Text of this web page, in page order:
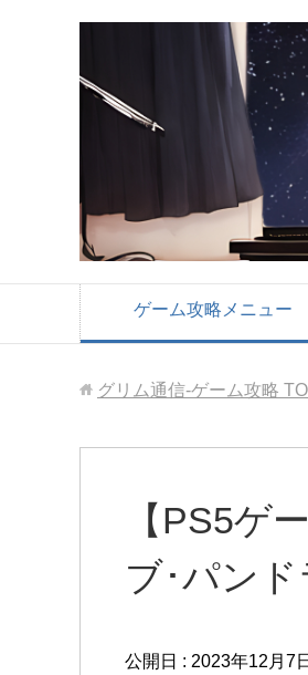
ゲーム攻略メニュー
グリム通信-ゲーム攻略
【PS5ゲ
ブ･パン
公開日 : 2023年12月7日